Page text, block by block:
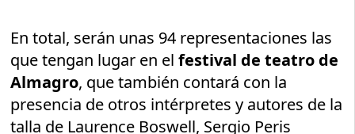
En total, serán unas 94 representaciones las
que tengan lugar en elfestival de teatro de
Almagro, que también contará con la
presencia de otros intérpretes y autores de la
talla de Laurence Boswell, Sergio Peris